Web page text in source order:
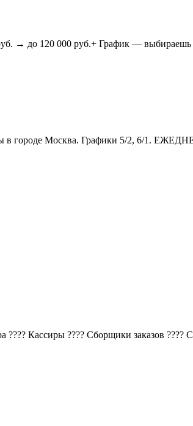
120 000 руб.+ График — выбираешь
в городе Москва. Графики 5/2, 6/1.
Кассиры ???? Сборщики заказов ????